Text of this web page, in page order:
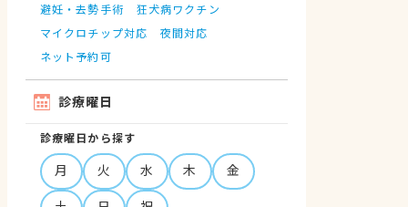
避妊・去勢手術
狂犬病ワクチン
マイクロチップ対応
夜間対応
ネット予約可
診療曜日
診療曜日から探す
月 火 水 木
金